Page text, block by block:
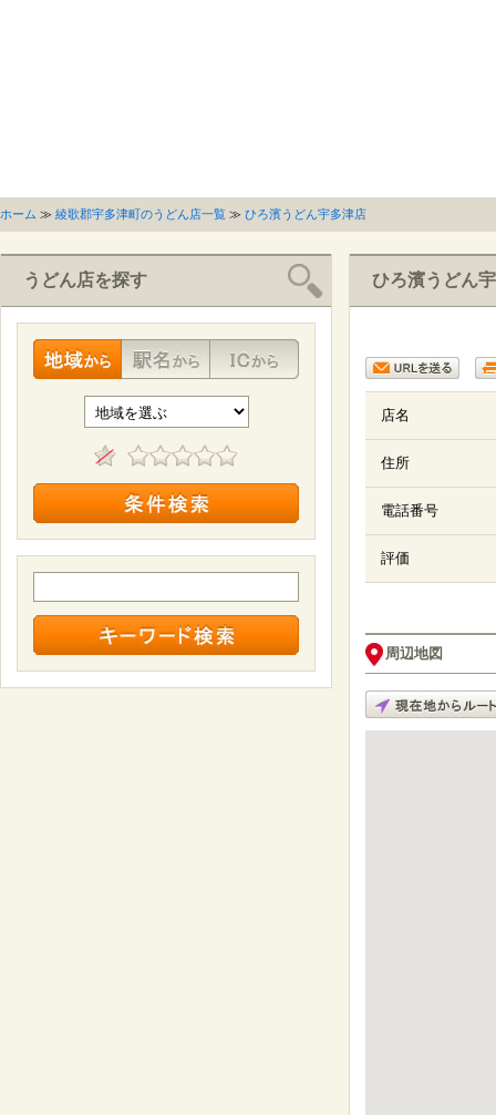
ホーム ≫ 綾歌郡宇多津町のうどん店一覧 ≫ ひろ濱うどん宇多津店
うどん店を探す ひろ濱うどん
店名
住所
電話番号
評価
周辺地図